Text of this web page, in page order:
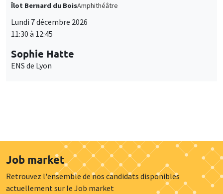
Îlot Bernard du BoisAmphithéâtre
Lundi 7 décembre 2026
11:30 à 12:45
Sophie Hatte
ENS de Lyon
Job market
Retrouvez l'ensemble de nos candidats disponibles
actuellement sur le Job market